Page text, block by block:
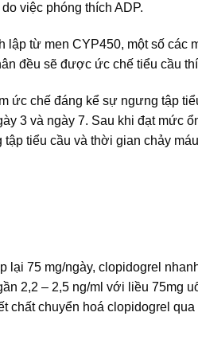
việc phóng thích ADP.
lập từ men CYP450, một số các
đều sẽ được ức chế tiểu cầu
ức chế đáng kể sự ngưng tập
3 và ngày 7. Sau khi đạt mức
tiểu cầu và thời gian chảy
75 mg/ngày, clopidogrel
2,2 – 2,5 ng/ml với liều 75mg
chất chuyển hoá clopidogrel